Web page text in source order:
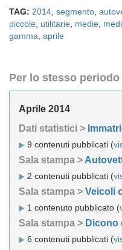
TAG: 2014 segmento
piccole utilitarie medie
gamma aprile
Per lo stesso
Aprile 2014
Dati statistici >
9 contenuti pubblicati (
Sala stampa >
2 contenuti pubblicati (
Sala stampa > Veicoli
1 contenuto pubblicato (
Sala stampa > Dicono
6 contenuti pubblicati (